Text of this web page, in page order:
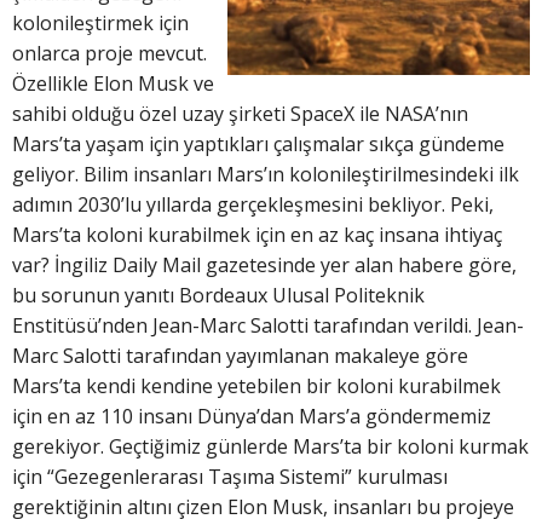
kolonileştirmek için
onlarca proje mevcut.
Özellikle Elon Musk ve
sahibi olduğu özel uzay şirketi SpaceX ile NASA’nın
Mars’ta yaşam için yaptıkları çalışmalar sıkça gündeme
geliyor. Bilim insanları Mars’ın kolonileştirilmesindeki ilk
adımın 2030’lu yıllarda gerçekleşmesini bekliyor. Peki,
Mars’ta koloni kurabilmek için en az kaç insana ihtiyaç
var? İngiliz Daily Mail gazetesinde yer alan habere göre,
bu sorunun yanıtı Bordeaux Ulusal Politeknik
Enstitüsü’nden Jean-Marc Salotti tarafından verildi. Jean-
Marc Salotti tarafından yayımlanan makaleye göre
Mars’ta kendi kendine yetebilen bir koloni kurabilmek
için en az 110 insanı Dünya’dan Mars’a göndermemiz
gerekiyor. Geçtiğimiz günlerde Mars’ta bir koloni kurmak
için “Gezegenlerarası Taşıma Sistemi” kurulması
gerektiğinin altını çizen Elon Musk, insanları bu projeye